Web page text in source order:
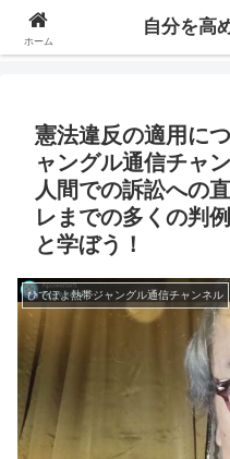
自分の価値を高めるための学びに
憲法違反の適用に
ャングル通信チャ
人間での訴訟への
レまでの多くの判
と学ぼう！
ひでぽよ熱帯ジャングル通信チャンネル
ホーム
自分を高